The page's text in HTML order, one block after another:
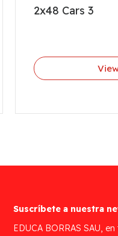
2x48 Cars 3
Suscríbete a nuestra
EDUCA BORRAS SAU,